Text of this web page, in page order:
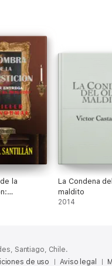
la
preludio
La Condena
maldito
2014
Santiago, Chile.
de uso Aviso legal